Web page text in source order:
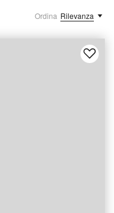
Ordina Rilevanza